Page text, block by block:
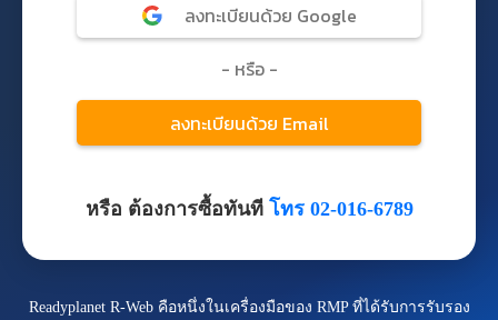
หรือ ต้องการซื้อทันที โทร 02-016-6789
Readyplanet R-Web คือหนึ่งในเครื่องมือของ RMP ที่ได้รับการรับรอง